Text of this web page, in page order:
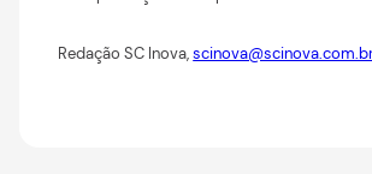
Redação SC Inova,